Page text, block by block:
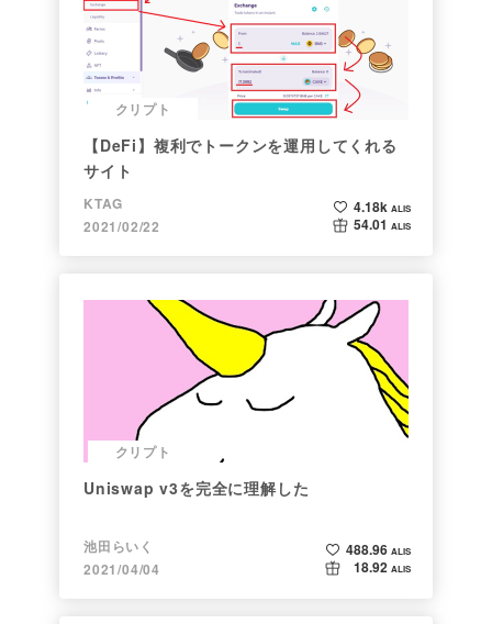
クリプト
【DeFi】複利でトークンを運用してくれる
サイト
KTAG
2021/02/22
4.18k ALIS
54.01 ALIS
クリプト
Uniswap v3を完全に理解した
池田らいく
2021/04/04
488.96 ALIS
18.92 ALIS